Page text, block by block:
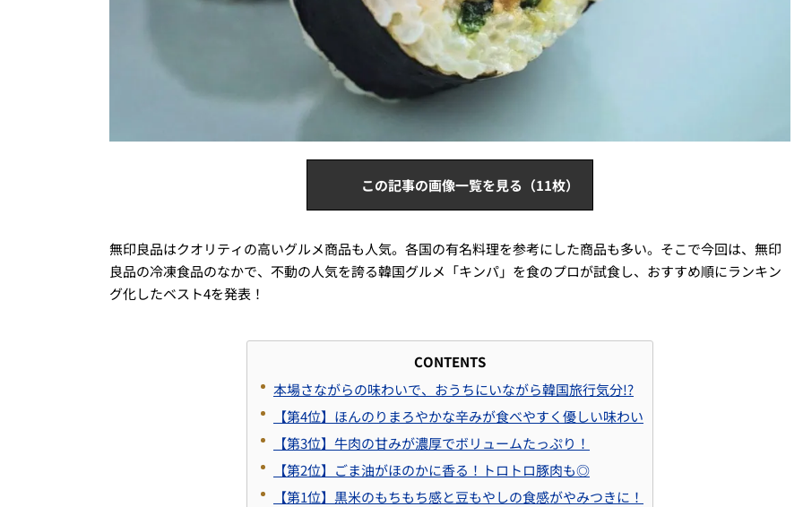
この記事の画像一覧を見る（11枚）
無印良品はクオリティの高いグルメ商品も人気。各国の有名料理を参考にした商品も多い。そこで今回は、無印
良品の冷凍食品のなかで、不動の人気を誇る韓国グルメ「キンパ」を食のプロが試食し、おすすめ順にランキン
グ化したベスト4を発表！
CONTENTS
本場さながらの味わいで、おうちにいながら韓国旅行気分!?
【第4位】ほんのりまろやかな辛みが食べやすく優しい味わい
【第3位】牛肉の甘みが濃厚でボリュームたっぷり！
【第2位】ごま油がほのかに香る！トロトロ豚肉も◎
【第1位】黒米のもちもち感と豆もやしの食感がやみつきに！